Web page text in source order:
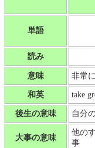
単語
読み
意味 非常
和英 take
後生の意味 自分
大事の意味
他の
事